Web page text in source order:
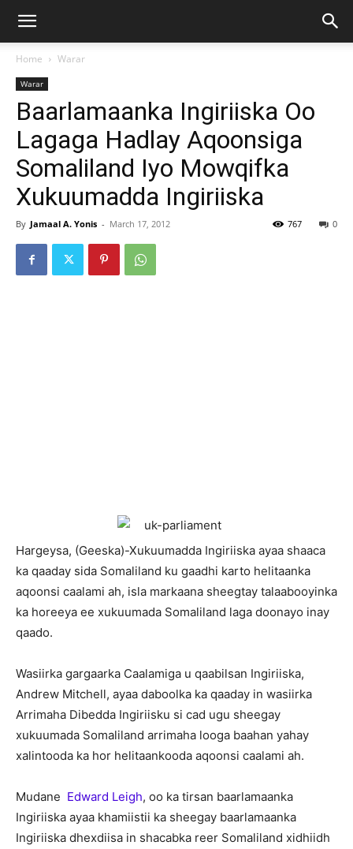
Home Warar
Warar
Baarlamaanka Ingiriiska Oo
Lagaga Hadlay Aqoonsiga
Somaliland Iyo Mowqifka
Xukuumadda Ingiriiska
By Jamaal A. Yonis - March 17, 2012 0
767
Hargeysa, (Geeska)-Xukuumadda Ingiriiska ayaa shaaca
ka qaaday sida Somaliland ku gaadhi karto helitaanka
aqoonsi caalami ah, isla markaana sheegtay talaabooyinka
ka horeeya ee xukuumada Somaliland laga doonayo inay
qaado.
Wasiirka gargaarka Caalamiga u qaabilsan Ingiriiska,
Andrew Mitchell, ayaa daboolka ka qaaday in wasiirka
Arrimaha Dibedda Ingiriisku si cad ugu sheegay
xukuumada Somaliland arrimaha looga baahan yahay
xalintooda ka hor helitaankooda aqoonsi caalami ah.
Mudane Edward Leigh, oo ka tirsan baarlamaanka
Ingiriiska ayaa khamiistii ka sheegay baarlamaanka
Ingiriiska dhexdiisa in shacabka reer Somaliland xidhiidh